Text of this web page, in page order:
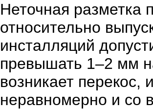
Неточная разметка
относительно
инсталляций
превышать 1–2 мм
возникает перекос,
неравномерно и со